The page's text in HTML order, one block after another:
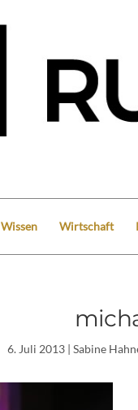
Wissen Wirtschaft
6. Juli 2013| Sabine